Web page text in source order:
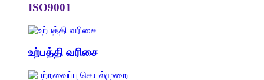
ISO9001
உற்பத்தி வரிசை